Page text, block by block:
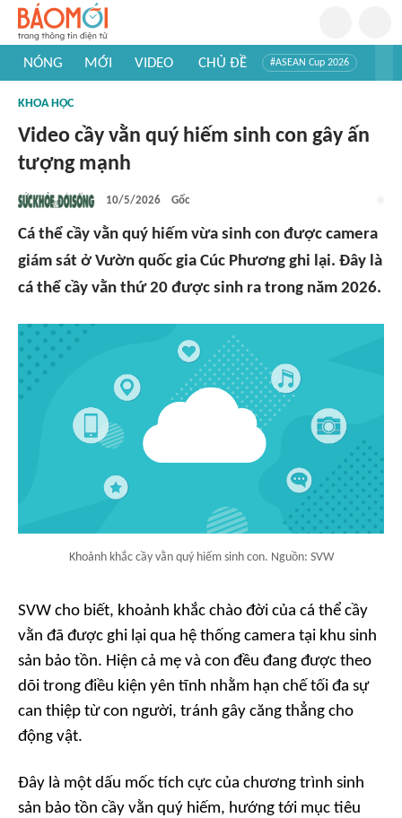
NÓNG MỚI VIDEO CHỦ ĐỀ #ASEAN Cup 2026
#Khám phá thế giới
KHOA HỌC
Video cầy vằn quý hiếm sinh con gây ấn
tượng mạnh
10/5/2026 Gốc
Cá thể cầy vằn quý hiếm vừa sinh con được camera
giám sát ở Vườn quốc gia Cúc Phương ghi lại. Đây là
cá thể cầy vằn thứ 20 được sinh ra trong năm 2026.
Khoảnh khắc cầy vằn quý hiếm sinh con. Nguồn: SVW
SVW cho biết, khoảnh khắc chào đời của cá thể cầy
vằn đã được ghi lại qua hệ thống camera tại khu sinh
sản bảo tồn. Hiện cả mẹ và con đều đang được theo
dõi trong điều kiện yên tĩnh nhằm hạn chế tối đa sự
can thiệp từ con người, tránh gây căng thẳng cho
động vật.
Đây là một dấu mốc tích cực của chương trình sinh
sản bảo tồn cầy vằn quý hiếm, hướng tới mục tiêu